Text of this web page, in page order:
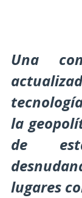
Una
la
de
lugares